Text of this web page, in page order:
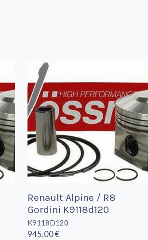
Renault Alpine / R8
Gordini K9118d120
K9118D120
945,00 €